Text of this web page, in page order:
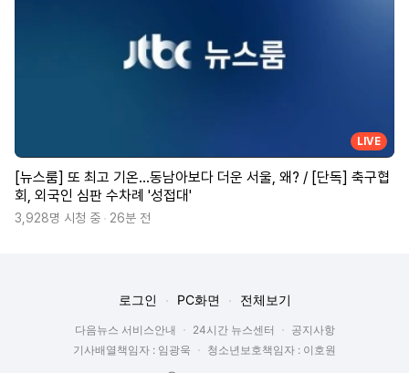
LIVE
[뉴스룸] 또 최고 기온…동남아보다 더운 서울, 왜? / [단독] 축구협
회, 외국인 심판 수차례 '성접대'
3,928명 시청 중 26분 전
로그인 PC화면 전체보기
다음뉴스 서비스안내 24시간 뉴스센터
공지사항
기사배열책임자 : 임광욱
청소년보호책임자 : 이호원